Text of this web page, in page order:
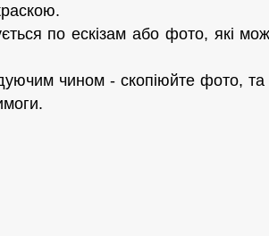
по ескізам або фото, які
чином - скопіюйте фото,